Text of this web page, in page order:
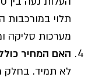
תלוי במורכבות
מערכות סליקה
האם המחיר כולל
לא תמיד. בחלק